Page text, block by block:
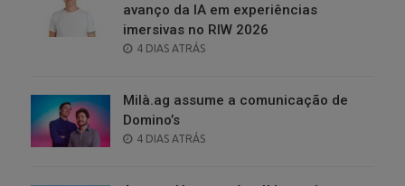
avanço da IA em experiências
imersivas no RIW 2026
POSTED
4 DIAS ATRÁS
Milà.ag assume a comunicação de
Domino’s
POSTED
4 DIAS ATRÁS